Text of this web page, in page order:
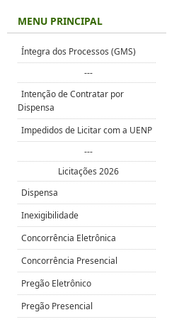
MENU PRINCIPAL
Íntegra dos Processos (GMS)
---
Intenção de Contratar por
Dispensa
Impedidos de Licitar com a UENP
---
Licitações 2026
Dispensa
Inexigibilidade
Concorrência Eletrônica
Concorrência Presencial
Pregão Eletrônico
Pregão Presencial